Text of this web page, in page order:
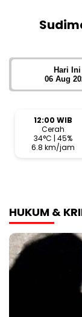
Hari Ini
06 Aug
12:00 WIB
Cerah
34°C | 45%
6.8 km/jam
HUKUM &